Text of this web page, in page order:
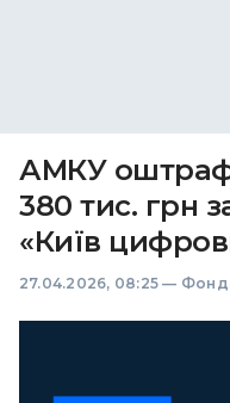
АМКУ
380 тис. грн
«Київ
27.04.2026, 08:25 —